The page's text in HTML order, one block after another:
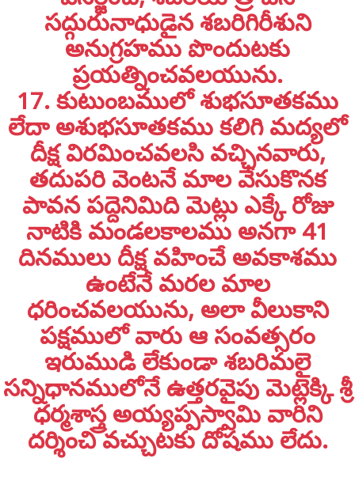
సద్గురునాధుడైన శబరిగిరీశుని
అనుగ్రహము పొందుటకు
ప్రయత్నించవలయును.
17. కుటుంబములో శుభసూతకము
లేదా అశుభసూతకము కలిగి మద్యలో
దీక్ష విరమించవలసి వచ్చినవారు,
తదుపరి వెంటనే మాల వేసుకొనక
పావన పద్దెనిమిది మెట్లు ఎక్కే రోజు
నాటికి మండలకాలము అనగా 41
దినములు దీక్ష వహించే అవకాశము
ఉంటేనే మరల మాల
ధరించవలయును, అలా వీలుకాని
పక్షములో వారు ఆ సంవత్సరం
ఇరుముడి లేకుండా శబరిమలై
సన్నిధానములోనే ఉత్తరవైపు మెట్లెక్కి శ్రీ
ధర్మశాస్త్ర అయ్యప్పస్వామి వారిని
దర్శించి వచ్చుటకు దోషము లేదు.